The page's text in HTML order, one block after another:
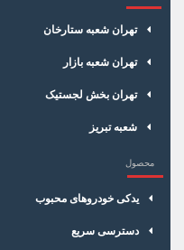
تهران شعبه ستارخان
تهران شعبه بازار
تهران بخش لجستیک
شعبه تبریز
محصول
یدکی خودروهای محبوب
دسترسی سریع
×